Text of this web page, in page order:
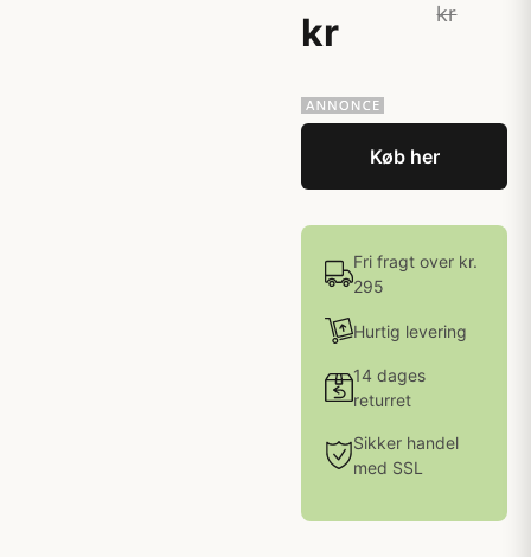
kr
kr
Køb her
Fri fragt over kr.
295
Hurtig levering
14 dages
returret
Sikker handel
med SSL